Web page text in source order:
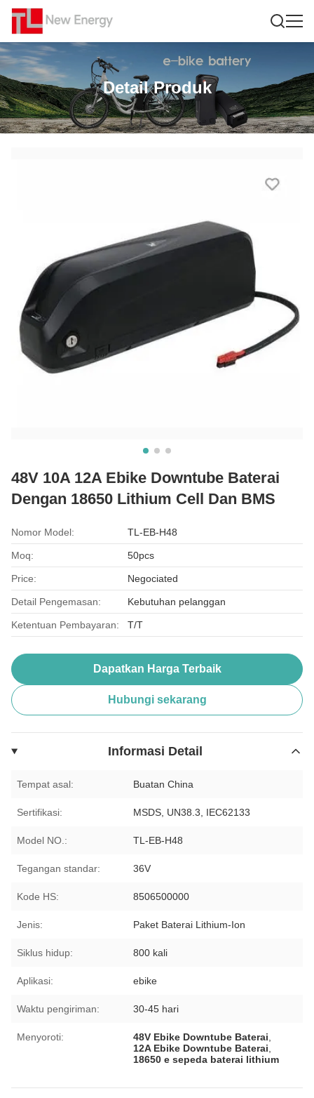
Detail Produk
48V 10A 12A Ebike Downtube Baterai
Dengan 18650 Lithium Cell Dan BMS
Nomor Model: TL-EB-H48
Moq: 50pcs
Price: Negociated
Detail Pengemasan: Kebutuhan pelanggan
Ketentuan Pembayaran: T/T
Dapatkan Harga Terbaik
Hubungi sekarang
Informasi Detail
Tempat asal: Buatan China
Sertifikasi: MSDS, UN38.3, IEC62133
Model NO.: TL-EB-H48
Tegangan standar: 36V
Kode HS: 8506500000
Jenis: Paket Baterai Lithium-Ion
Siklus hidup: 800 kali
Aplikasi: ebike
Waktu pengiriman: 30-45 hari
Menyoroti: 48V Ebike Downtube Baterai
12A Ebike Downtube Baterai
18650 e sepeda baterai lithium